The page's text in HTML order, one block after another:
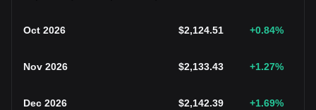
Oct 2026 $2,124.51 +0.84%
Nov 2026 $2,133.43 +1.27%
Dec 2026 $2,142.39 +1.69%